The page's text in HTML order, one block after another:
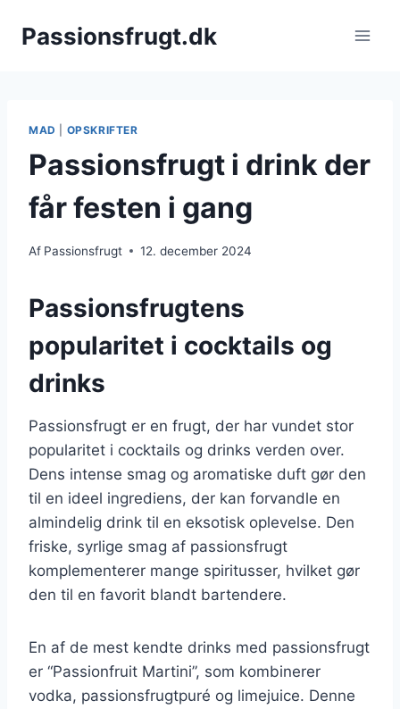
Passionsfrugt.dk
MAD OPSKRIFTER
Passionsfrugt i drink der
får festen i gang
Af Passionsfrugt 12. december 2024
Passionsfrugtens
popularitet i cocktails og
drinks
Passionsfrugt er en frugt, der har vundet stor
popularitet i cocktails og drinks verden over.
Dens intense smag og aromatiske duft gør den
til en ideel ingrediens, der kan forvandle en
almindelig drink til en eksotisk oplevelse. Den
friske, syrlige smag af passionsfrugt
komplementerer mange spiritusser, hvilket gør
den til en favorit blandt bartendere.
En af de mest kendte drinks med passionsfrugt
er “Passionfruit Martini”, som kombinerer
vodka, passionsfrugtpuré og limejuice. Denne